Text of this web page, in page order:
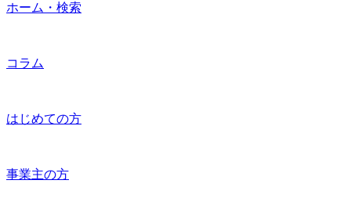
ホーム・検索
コラム
はじめての方
事業主の方